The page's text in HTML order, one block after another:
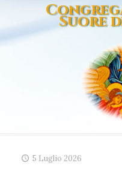
Suore
5 Luglio 2026